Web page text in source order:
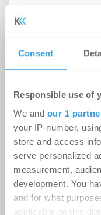
Consent
Responsible use of
We and our 1
your IP-number,
store and access
serve personalized
measurement,
development. You
and for what
applicable on this
am ...